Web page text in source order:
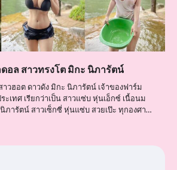
อล สาวทรงโต มิกะ นิภารัตน์
าวฮอต ดาวดัง มิกะ นิภารัตน์ เจ้าของฟาร์ม
ะเทศ เรียกว่าเป็น สาวแซ่บ หุ่นเอ็กซ์ เนื้อนม
ภารัตน์ สาวเซ็กซี่ หุ่นแซ่บ สวยเป๊ะ ทุกองศา…